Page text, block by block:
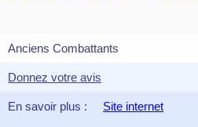
Anciens Combattants
Donnez votre avis
En savoir plus : Site internet